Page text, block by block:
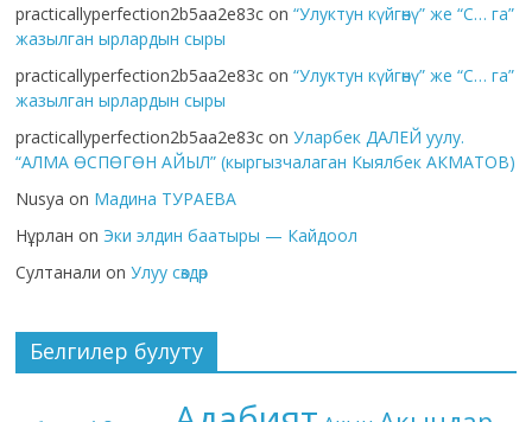
practicallyperfection2b5aa2e83c on“Улуктун күйгөнү” же “С… га”
жазылган ырлардын сыры
practicallyperfection2b5aa2e83c on“Улуктун күйгөнү” же “С… га”
жазылган ырлардын сыры
practicallyperfection2b5aa2e83c onУларбек ДАЛЕЙ уулу.
“АЛМА ӨСПӨГӨН АЙЫЛ” (кыргызчалаган Кыялбек АКМАТОВ)
Nusya on Мадина ТУРАЕВА
Нұрлан on Эки элдин баатыры — Кайдоол
Султанали onУлуу сөздөр
Белгилер булуту